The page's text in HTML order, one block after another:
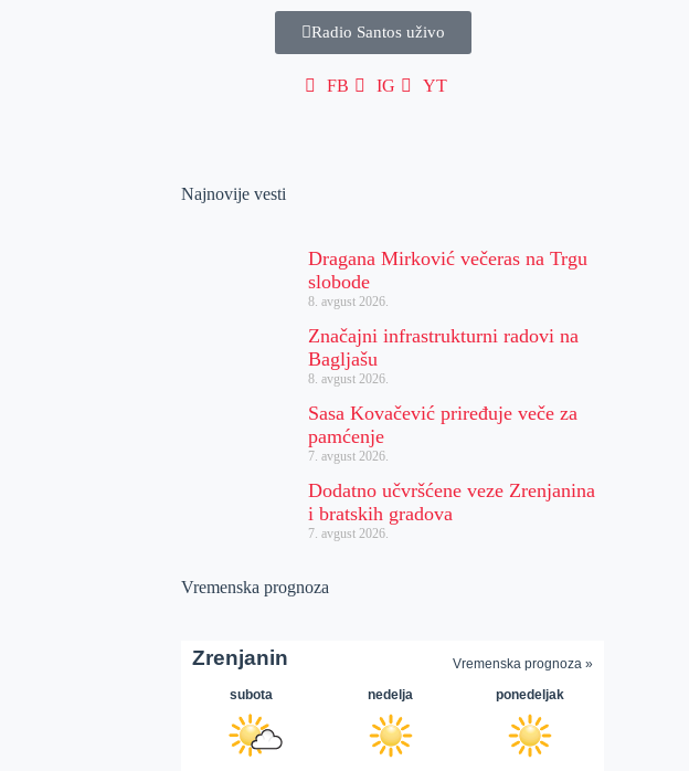
Radio Santos uživo
FB IG YT
Najnovije vesti
Dragana Mirković večeras na Trgu
slobode
8. avgust 2026.
Značajni infrastrukturni radovi na
Bagljašu
8. avgust 2026.
Sasa Kovačević priređuje veče za
pamćenje
7. avgust 2026.
Dodatno učvršćene veze Zrenjanina
i bratskih gradova
7. avgust 2026.
Vremenska prognoza